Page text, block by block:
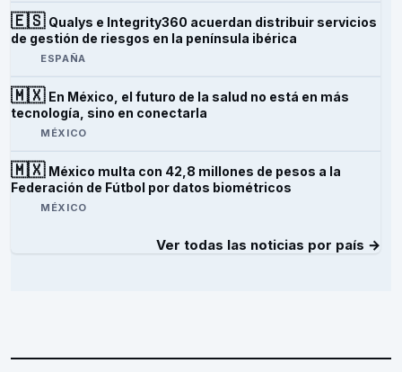
🇪🇸 Qualys e Integrity360 acuerdan distribuir servicios
de gestión de riesgos en la península ibérica
ESPAÑA
🇲🇽 En México, el futuro de la salud no está en más
tecnología, sino en conectarla
MÉXICO
🇲🇽 México multa con 42,8 millones de pesos a la
Federación de Fútbol por datos biométricos
MÉXICO
Ver todas las noticias por país →